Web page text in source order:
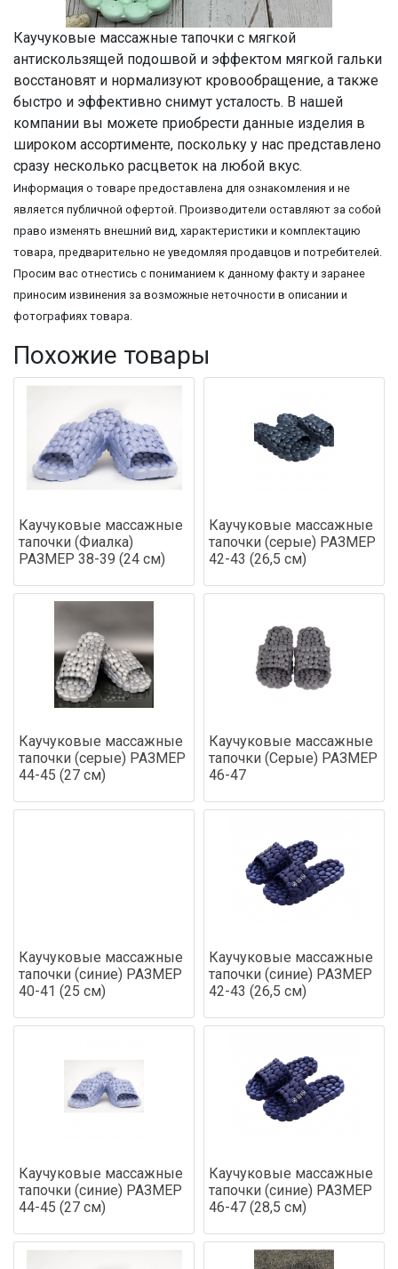
Каучуковые массажные тапочки с мягкой
антискользящей подошвой и эффектом мягкой гальки
восстановят и нормализуют кровообращение, а также
быстро и эффективно снимут усталость. В нашей
компании вы можете приобрести данные изделия в
широком ассортименте, поскольку у нас представлено
сразу несколько расцветок на любой вкус.
Информация о товаре предоставлена для ознакомления и не
является публичной офертой. Производители оставляют за собой
право изменять внешний вид, характеристики и комплектацию
товара, предварительно не уведомляя продавцов и потребителей.
Просим вас отнестись с пониманием к данному факту и заранее
приносим извинения за возможные неточности в описании и
фотографиях товара.
Похожие товары
Каучуковые массажные
тапочки (Фиалка)
РАЗМЕР 38-39 (24 см)
Каучуковые массажные
тапочки (серые) РАЗМЕР
42-43 (26,5 см)
Каучуковые массажные
тапочки (серые) РАЗМЕР
44-45 (27 см)
Каучуковые массажные
тапочки (Серые) РАЗМЕР
46-47
Каучуковые массажные
тапочки (синие) РАЗМЕР
40-41 (25 см)
Каучуковые массажные
тапочки (синие) РАЗМЕР
42-43 (26,5 см)
Каучуковые массажные
тапочки (синие) РАЗМЕР
44-45 (27 см)
Каучуковые массажные
тапочки (синие) РАЗМЕР
46-47 (28,5 см)